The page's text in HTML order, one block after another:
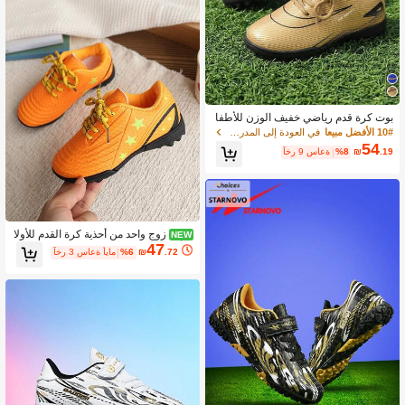
بوت كرة قدم رياضي خفيف الوزن للأطفا
ل موديل 2026، بوت كرة قدم متينة مضاد
ة للانزلاق مناسبة للأنشطة الخارجية
10# الأفضل مبيعا
₪54.19
%8 آخر 9 ساعة
NEW
زوج واحد من أحذية كرة القدم للأولا
د، أحذية رياضية خارجية جديدة منخفضة ال
رقبة برباط للخريف والحرم الجامعي
₪47.72
%6 آخر 3 ساعة أيام